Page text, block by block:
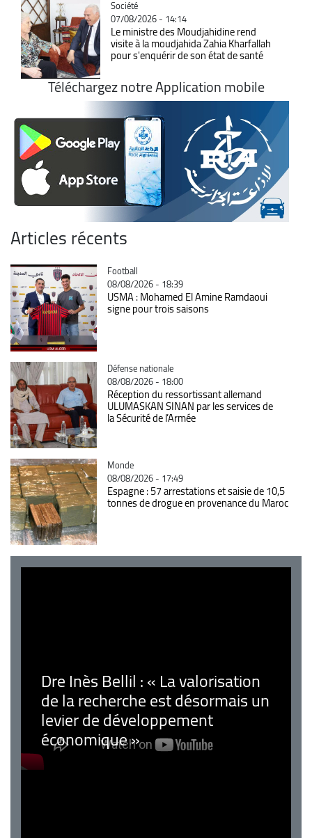
Catégorie
Société
07/08/2026 - 14:14
Le ministre des Moudjahidine rend
visite à la moudjahida Zahia Kharfallah
pour s'enquérir de son état de santé
Téléchargez notre Application mobile
Articles récents
Catégorie
Football
08/08/2026 - 18:39
USMA : Mohamed El Amine Ramdaoui
signe pour trois saisons
Catégorie
Défense nationale
08/08/2026 - 18:00
Réception du ressortissant allemand
ULUMASKAN SINAN par les services de
la Sécurité de l’Armée
Catégorie
Monde
08/08/2026 - 17:49
Espagne : 57 arrestations et saisie de 10,5
tonnes de drogue en provenance du Maroc
Dre Inès Bellil : « La valorisation
de la recherche est désormais un
levier de développement
économique »